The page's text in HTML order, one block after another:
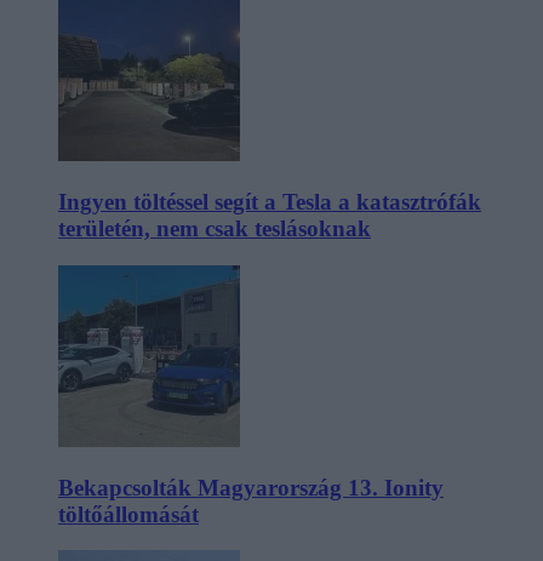
Ingyen töltéssel segít a Tesla a katasztrófák
területén, nem csak teslásoknak
Bekapcsolták Magyarország 13. Ionity
töltőállomását